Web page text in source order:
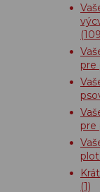
pre
pre
(1)